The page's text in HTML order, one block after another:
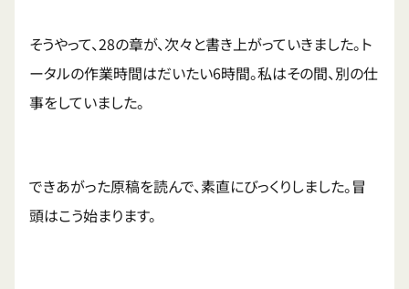
そうやって、28の章が、次々と書き上がっていきました。ト
ータルの作業時間はだいたい6時間。私はその間、別の仕
事をしていました。
できあがった原稿を読んで、素直にびっくりしました。冒
頭はこう始まります。